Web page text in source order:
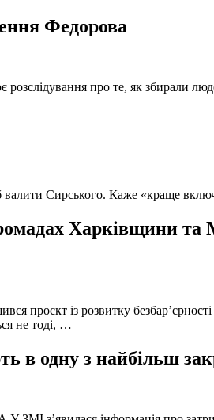
Федорова
про те, як збирали
Сирського. Каже «краще
Харківщини та
проєкт із розвитку
не тоді, …
в одну з найбільш